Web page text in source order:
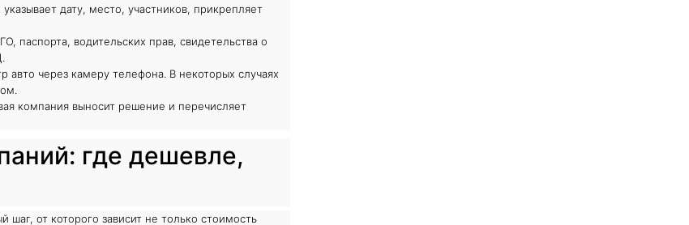
дату, место, участников, прикрепляет
паспорта, водительских прав, свидетельства о
авто через камеру телефона. В некоторых случаях
компания выносит решение и перечисляет
где дешевле,
от которого зависит не только стоимость